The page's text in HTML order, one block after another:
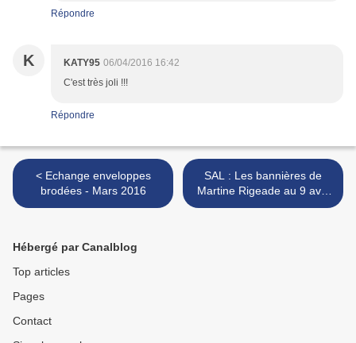
Répondre
K KATY95 06/04/2016 16:42
C'est très joli !!!
Répondre
< Echange enveloppes
brodées - Mars 2016
SAL : Les bannières de
Martine Rigeade au 9 avril
2016 >
Hébergé par Canalblog
Top articles
Pages
Contact